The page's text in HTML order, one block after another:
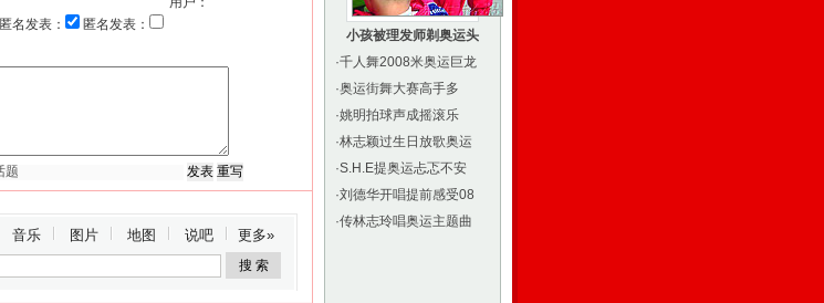
匿名发表：
匿名发表：
音乐 图片 地图 说吧 更多»
小孩被理发师剃奥运头
·千人舞2008米奥运巨龙
·奥运街舞大赛高手多
·姚明拍球声成摇滚乐
·林志颖过生日放歌奥运
·S.H.E提奥运忐忑不安
·刘德华开唱提前感受08
·传林志玲唱奥运主题曲